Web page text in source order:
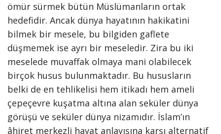
ömür sürmek bütün Müslümanların ortak
hedefidir. Ancak dünya hayatının hakikatini
bilmek bir mesele, bu bilgiden gaflete
düşmemek ise ayrı bir meseledir. Zira bu iki
meselede muvaffak olmaya mani olabilecek
birçok husus bulunmaktadır. Bu hususların
belki de en tehlikelisi hem itikadı hem ameli
çepeçevre kuşatma altına alan seküler dünya
görüşü ve seküler dünya nizamıdır. İslam’ın
âhiret merkezli hayat anlayışına karşı alternatif